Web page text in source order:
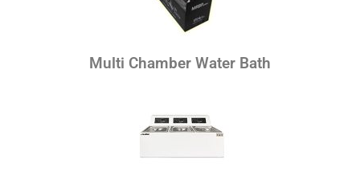
Multi Chamber Water Bath